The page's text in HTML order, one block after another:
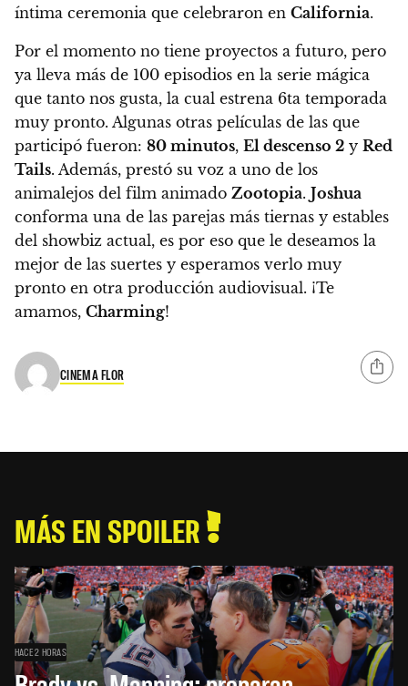
íntima ceremonia que celebraron en California.
Por el momento no tiene proyectos a futuro, pero
ya lleva más de 100 episodios en la serie mágica
que tanto nos gusta, la cual estrena 6ta temporada
muy pronto. Algunas otras películas de las que
participó fueron: 80 minutos, El descenso 2 y Red
Tails. Además, prestó su voz a uno de los
animalejos del film animado Zootopia. Joshua
conforma una de las parejas más tiernas y estables
del showbiz actual, es por eso que le deseamos la
mejor de las suertes y esperamos verlo muy
pronto en otra producción audiovisual. ¡Te
amamos, Charming!
CINEMA FLOR
MÁS EN SPOILER
HACE 2 HORAS